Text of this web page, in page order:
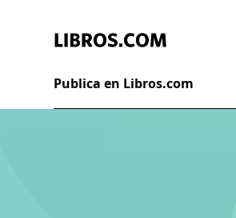
Publica en Libros.com